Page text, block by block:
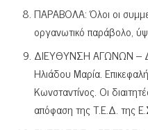
ΠΑΡΑΒΟΛΑ: Όλοι οι
οργανωτικό παράβολο,
ΔΙΕΥΘΥΝΣΗ ΑΓΩΝΩΝ –
Ηλιάδου Μαρία.
Κωνσταντίνος. Οι
απόφαση της Τ.Ε.Δ. της